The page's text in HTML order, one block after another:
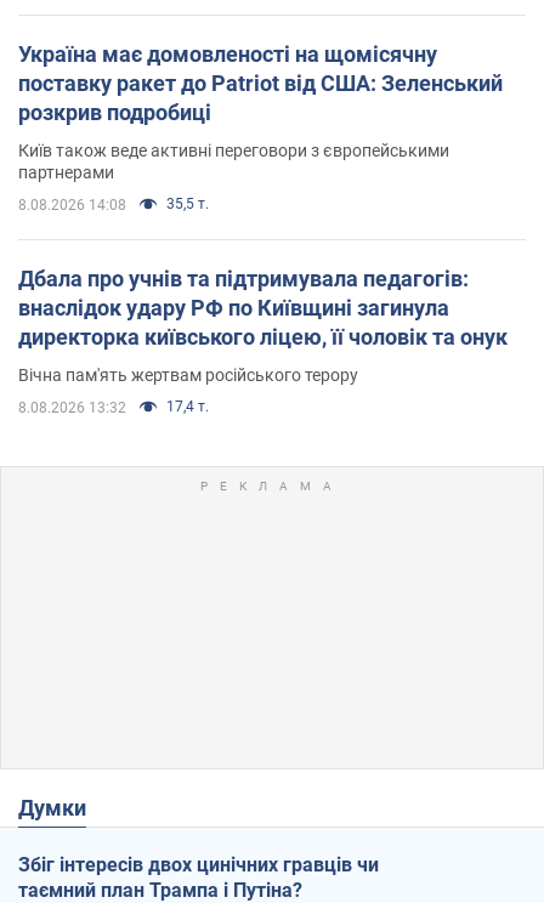
Україна має домовленості на щомісячну
поставку ракет до Patriot від США: Зеленський
розкрив подробиці
Київ також веде активні переговори з європейськими
партнерами
8.08.2026 14:08 35,5 т.
Дбала про учнів та підтримувала педагогів:
внаслідок удару РФ по Київщині загинула
директорка київського ліцею, її чоловік та онук
Вічна пам'ять жертвам російського терору
8.08.2026 13:32 17,4 т.
Думки
Збіг інтересів двох цинічних гравців чи
таємний план Трампа і Путіна?